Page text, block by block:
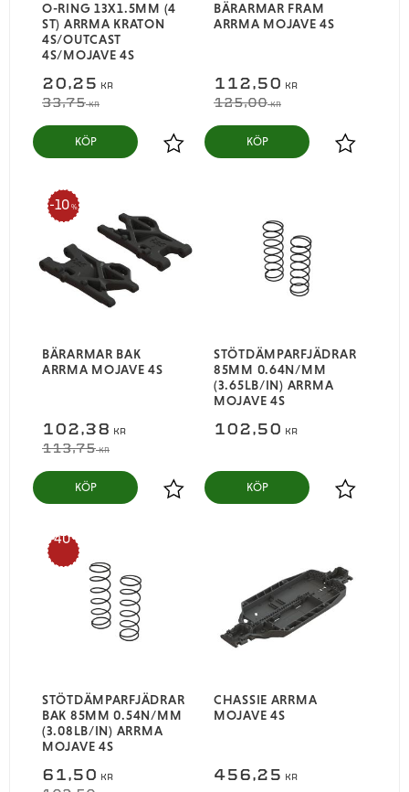
O-RING 13X1.5MM (4
ST) ARRMA KRATON
4S/OUTCAST
4S/MOJAVE 4S
20,25 KR
33,75KR
Lägg till i favoriter
KÖP
BÄRARMAR FRAM
ARRMA MOJAVE 4S
112,50 KR
125,00KR
Lägg till i
KÖP
BÄRARMAR BAK
ARRMA MOJAVE 4S
102,38 KR
113,75KR
10 %
Lägg till i favoriter
KÖP
STÖTDÄMPARFJÄDRAR
85MM 0.64N/MM
(3.65LB/IN) ARRMA
MOJAVE 4S
102,50 KR
Lägg till i
KÖP
STÖTDÄMPARFJÄDRAR
BAK 85MM 0.54N/MM
(3.08LB/IN) ARRMA
MOJAVE 4S
61,50 KR
40
%
CHASSIE ARRMA
MOJAVE 4S
456,25 KR